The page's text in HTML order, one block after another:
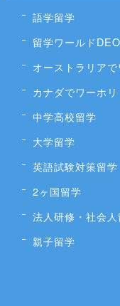
語学留学
留学ワールド
オーストラリアで
カナダでワーホリ
中学高校留学
大学留学
英語試験対策留学
2ヶ国留学
法人研修・社会
親子留学